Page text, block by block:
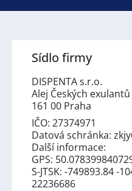
Sídlo firmy
DISPENTA s.r.o.
Alej Českých
161 00 Praha
IČO: 27374971
Datová schránka:
Další informace:
GPS:
S-JTSK: -749893.84 -
22236686